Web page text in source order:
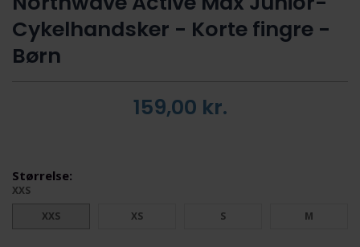
Cykelhandsker - Korte fingre -
Børn
159,00 kr.
Størrelse:
XXS
XXS
XS S M